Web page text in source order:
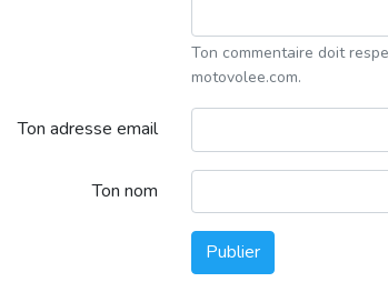
Ton commentaire doit
motovolee.com.
Ton adresse email
Ton nom
Publier